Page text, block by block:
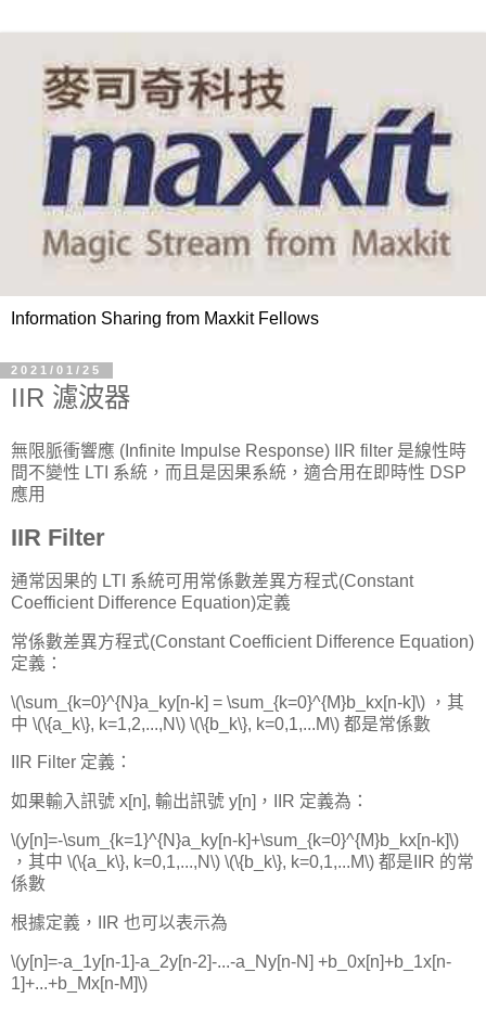
Information Sharing from Maxkit Fellows
2021/01/25
IIR 濾波器
無限脈衝響應 (Infinite Impulse Response) IIR filter 是線性時
間不變性 LTI 系統，而且是因果系統，適合用在即時性 DSP
應用
IIR Filter
通常因果的 LTI 系統可用常係數差異方程式(Constant
Coefficient Difference Equation)定義
常係數差異方程式(Constant Coefficient Difference Equation)
定義：
\(\sum_{k=0}^{N}a_ky[n-k] = \sum_{k=0}^{M}b_kx[n-k]\) ，其
中 \(\{a_k\}, k=1,2,...,N\) \(\{b_k\}, k=0,1,...M\) 都是常係數
IIR Filter 定義：
如果輸入訊號 x[n], 輸出訊號 y[n]，IIR 定義為：
\(y[n]=-\sum_{k=1}^{N}a_ky[n-k]+\sum_{k=0}^{M}b_kx[n-k]\)
，其中 \(\{a_k\}, k=0,1,...,N\) \(\{b_k\}, k=0,1,...M\) 都是IIR 的常
係數
根據定義，IIR 也可以表示為
\(y[n]=-a_1y[n-1]-a_2y[n-2]-...-a_Ny[n-N] +b_0x[n]+b_1x[n-
1]+...+b_Mx[n-M]\)